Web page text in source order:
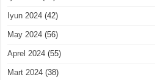
Iyun 2024 (42)
May 2024 (56)
Aprel 2024 (55)
Mart 2024 (38)